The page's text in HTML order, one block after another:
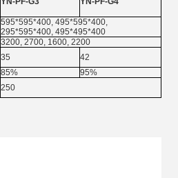
595*595*400, 495*595*400,
295*595*400, 495*495*400
3200, 2700, 1600, 2200
35
42
85%
95%
250